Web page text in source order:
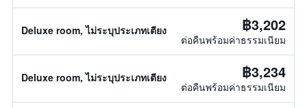
Deluxe room, ไม่ระบุประเภทเตียง ฿3,202
ต่อคืนพร้อมค่าธรรมเนียม
Deluxe room, ไม่ระบุประเภทเตียง ฿3,234
ต่อคืนพร้อมค่าธรรมเนียม